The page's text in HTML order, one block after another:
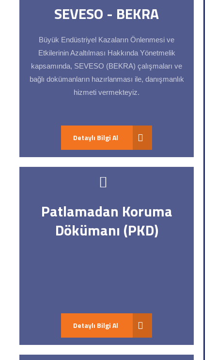
SEVESO - BEKRA
Büyük Endüstriyel Kazaların Önlenmesi ve
Etkilerinin Azaltılması Hakkında Yönetmelik
kapsamında, SEVESO (BEKRA) çalışmaları ve
bağlı dokümanların hazırlanması ile, danışmanlık
hizmeti vermekteyiz.
Detaylı Bilgi Al
Patlamadan Koruma
Dökümanı (PKD)
Detaylı Bilgi Al